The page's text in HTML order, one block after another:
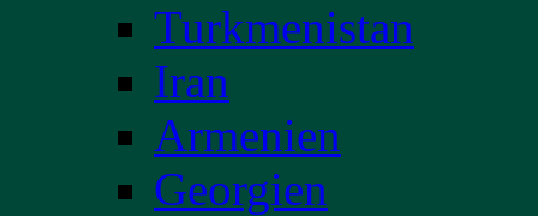
Turkmenistan
Iran
Armenien
Georgien